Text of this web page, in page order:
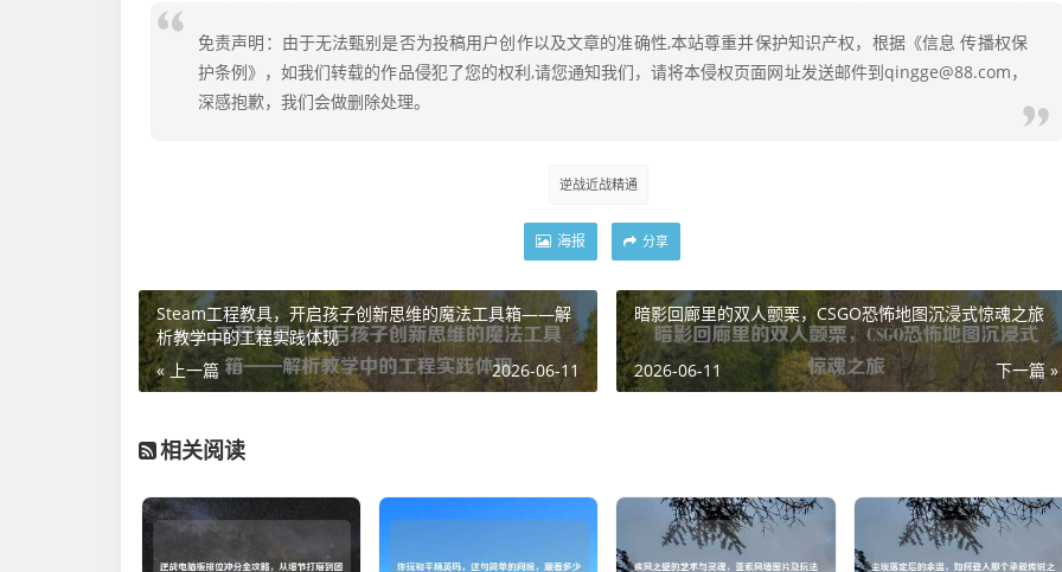
免责声明：由于无法甄别是否为投稿用户创作以及文章的准确性,本站尊重并保护知识产权，根据《信息 传播权保
护条例》，如我们转载的作品侵犯了您的权利,请您通知我们，请将本侵权页面网址发送邮件到qingge@88.com，
深感抱歉，我们会做删除处理。
逆战近战精通
海报 分享
Steam工程教具，开启孩子创新思维的魔法工具箱——解
析教学中的工程实践体现
« 上一篇
2026-06-11
暗影回廊里的双人颤栗，CSGO恐怖地图沉浸式惊魂之旅
下一篇 »
2026-06-11
相关阅读